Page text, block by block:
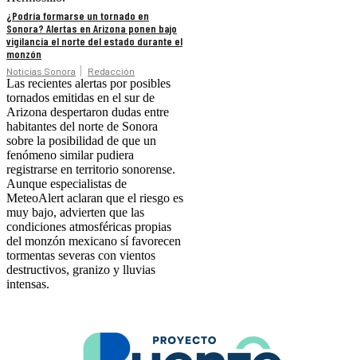
¿Podría formarse un tornado en
Sonora? Alertas en Arizona ponen bajo
vigilancia el norte del estado durante el
monzón
Noticias Sonora Redacción
Las recientes alertas por posibles
tornados emitidas en el sur de
Arizona despertaron dudas entre
habitantes del norte de Sonora
sobre la posibilidad de que un
fenómeno similar pudiera
registrarse en territorio sonorense.
Aunque especialistas de
MeteoAlert aclaran que el riesgo es
muy bajo, advierten que las
condiciones atmosféricas propias
del monzón mexicano sí favorecen
tormentas severas con vientos
destructivos, granizo y lluvias
intensas.